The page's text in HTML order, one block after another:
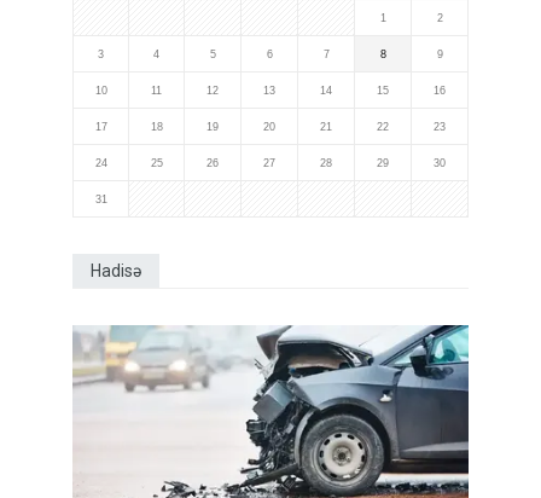
1 2
3 4 5 6 7 8 9
10 11 12 13 14 15 16
17 18 19 20 21 22 23
24 25 26 27 28 29 30
31
Hadisə